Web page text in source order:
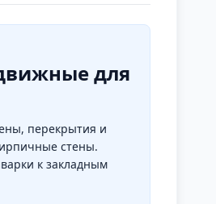
для
перекрытия и
стены.
к закладным